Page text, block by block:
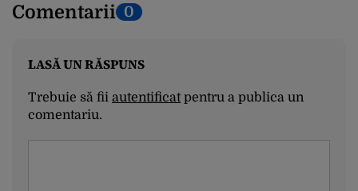
Comentarii 0
LASĂ UN RĂSPUNS
Trebuie să fii autentificatpentru a publica un
comentariu.